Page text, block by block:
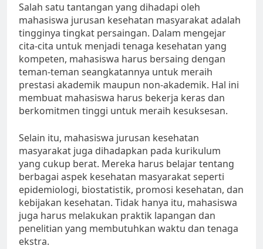
Salah satu tantangan yang dihadapi oleh
mahasiswa jurusan kesehatan masyarakat adalah
tingginya tingkat persaingan. Dalam mengejar
cita-cita untuk menjadi tenaga kesehatan yang
kompeten, mahasiswa harus bersaing dengan
teman-teman seangkatannya untuk meraih
prestasi akademik maupun non-akademik. Hal ini
membuat mahasiswa harus bekerja keras dan
berkomitmen tinggi untuk meraih kesuksesan.
Selain itu, mahasiswa jurusan kesehatan
masyarakat juga dihadapkan pada kurikulum
yang cukup berat. Mereka harus belajar tentang
berbagai aspek kesehatan masyarakat seperti
epidemiologi, biostatistik, promosi kesehatan, dan
kebijakan kesehatan. Tidak hanya itu, mahasiswa
juga harus melakukan praktik lapangan dan
penelitian yang membutuhkan waktu dan tenaga
ekstra.